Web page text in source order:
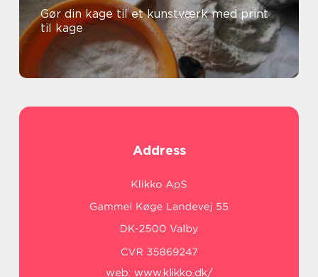
Gør din kage til et kunstværk med print
til kage
Address
web: www.klikko.dk/